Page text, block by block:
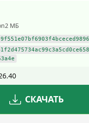
2 МБ
СКАЧАТЬ